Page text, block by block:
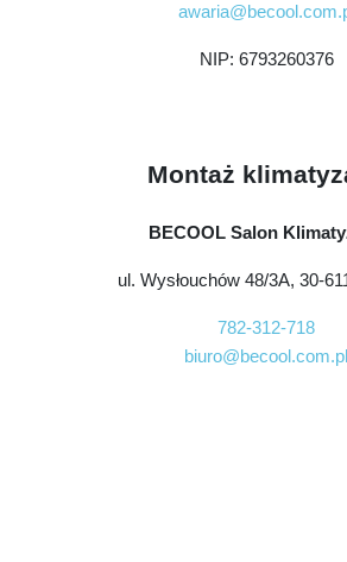
NIP: 6793260376
Montaż
BECOOL Salon
ul. Wysłouchów 48/3A, 30-
782-312-718
biuro@becool.com.pl